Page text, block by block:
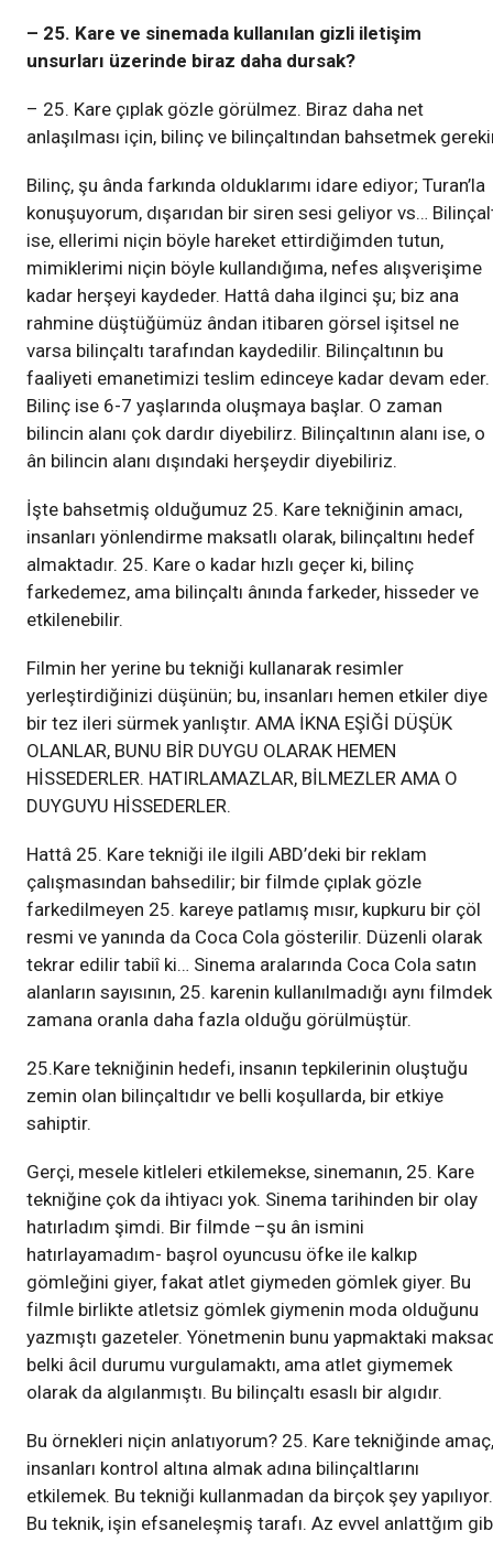
– 25. Kare ve sinemada kullanılan gizli iletişim
unsurları üzerinde biraz daha dursak?
– 25. Kare çıplak gözle görülmez. Biraz daha net
anlaşılması için, bilinç ve bilinçaltından bahsetmek
Bilinç, şu ânda farkında olduklarımı idare ediyor; Turan’la
konuşuyorum, dışarıdan bir siren sesi geliyor vs…
ise, ellerimi niçin böyle hareket ettirdiğimden tutun,
mimiklerimi niçin böyle kullandığıma, nefes alışverişime
kadar herşeyi kaydeder. Hattâ daha ilginci şu; biz ana
rahmine düştüğümüz ândan itibaren görsel işitsel ne
varsa bilinçaltı tarafından kaydedilir. Bilinçaltının bu
faaliyeti emanetimizi teslim edinceye kadar devam eder.
Bilinç ise 6-7 yaşlarında oluşmaya başlar. O zaman
bilincin alanı çok dardır diyebilirz. Bilinçaltının alanı ise, o
ân bilincin alanı dışındaki herşeydir diyebiliriz.
İşte bahsetmiş olduğumuz 25. Kare tekniğinin amacı,
insanları yönlendirme maksatlı olarak, bilinçaltını hedef
almaktadır. 25. Kare o kadar hızlı geçer ki, bilinç
farkedemez, ama bilinçaltı ânında farkeder, hisseder ve
etkilenebilir.
Filmin her yerine bu tekniği kullanarak resimler
yerleştirdiğinizi düşünün; bu, insanları hemen etkiler diye
bir tez ileri sürmek yanlıştır. AMA İKNA EŞİĞİ DÜŞÜK
OLANLAR, BUNU BİR DUYGU OLARAK HEMEN
HİSSEDERLER. HATIRLAMAZLAR, BİLMEZLER AMA O
DUYGUYU HİSSEDERLER.
Hattâ 25. Kare tekniği ile ilgili ABD’deki bir reklam
çalışmasından bahsedilir; bir filmde çıplak gözle
farkedilmeyen 25. kareye patlamış mısır, kupkuru bir çöl
resmi ve yanında da Coca Cola gösterilir. Düzenli olarak
tekrar edilir tabiî ki… Sinema aralarında Coca Cola satın
alanların sayısının, 25. karenin kullanılmadığı aynı
zamana oranla daha fazla olduğu görülmüştür.
25.Kare tekniğinin hedefi, insanın tepkilerinin oluştuğu
zemin olan bilinçaltıdır ve belli koşullarda, bir etkiye
sahiptir.
Gerçi, mesele kitleleri etkilemekse, sinemanın, 25. Kare
tekniğine çok da ihtiyacı yok. Sinema tarihinden bir olay
hatırladım şimdi. Bir filmde –şu ân ismini
hatırlayamadım- başrol oyuncusu öfke ile kalkıp
gömleğini giyer, fakat atlet giymeden gömlek giyer. Bu
filmle birlikte atletsiz gömlek giymenin moda olduğunu
yazmıştı gazeteler. Yönetmenin bunu yapmaktaki
belki âcil durumu vurgulamaktı, ama atlet giymemek
olarak da algılanmıştı. Bu bilinçaltı esaslı bir algıdır.
Bu örnekleri niçin anlatıyorum? 25. Kare tekniğinde amaç,
insanları kontrol altına almak adına bilinçaltlarını
etkilemek. Bu tekniği kullanmadan da birçok şey yapılıyor.
Bu teknik, işin efsaneleşmiş tarafı. Az evvel anlattğım